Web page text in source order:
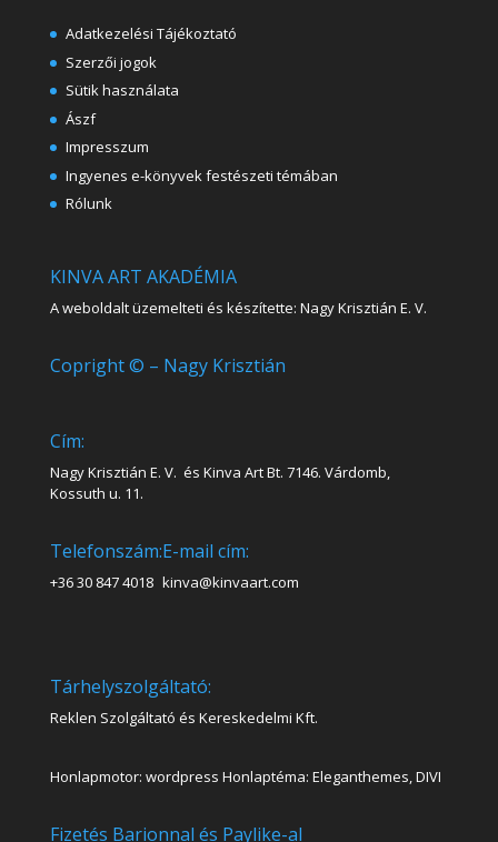
Adatkezelési Tájékoztató
Szerzői jogok
Sütik használata
Ászf
Impresszum
Ingyenes e-könyvek festészeti témában
Rólunk
KINVA ART AKADÉMIA
A weboldalt üzemelteti és készítette: Nagy Krisztián E. V.
Copright © – Nagy Krisztián
Cím:
Nagy Krisztián E. V. és Kinva Art Bt. 7146. Várdomb,
Kossuth u. 11.
Telefonszám:
+36 30 847 4018
E-mail cím:
kinva@kinvaart.com
Tárhelyszolgáltató:
Reklen Szolgáltató és Kereskedelmi Kft.
Honlapmotor: wordpress Honlaptéma: Eleganthemes, DIVI
Fizetés Barionnal és Paylike-al